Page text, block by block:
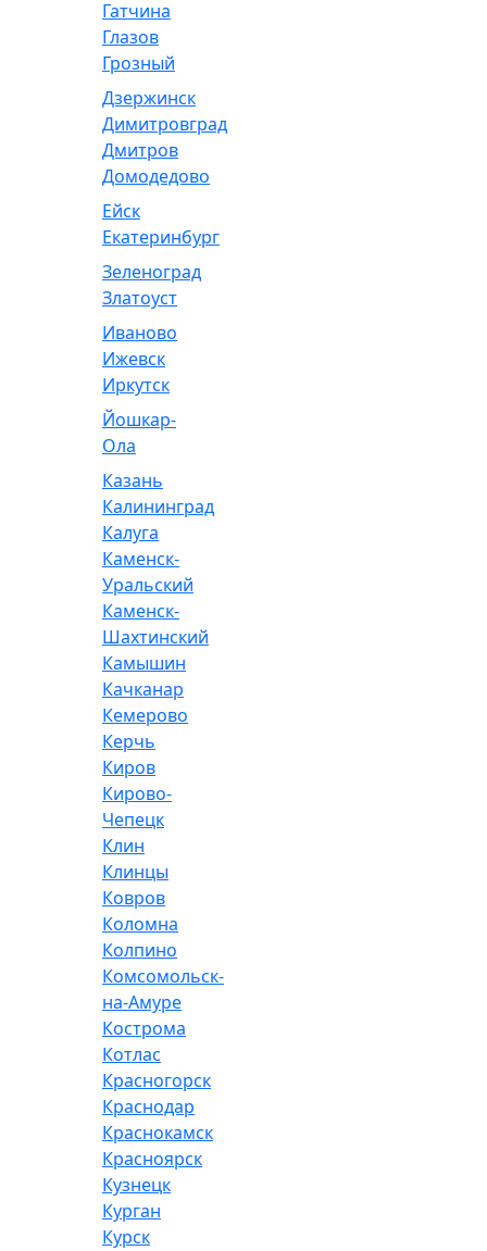
Гатчина
Глазов
Грозный
Дзержинск
Димитровград
Дмитров
Домодедово
Ейск
Екатеринбург
Зеленоград
Златоуст
Иваново
Ижевск
Иркутск
Йошкар-
Ола
Казань
Калининград
Калуга
Каменск-
Уральский
Каменск-
Шахтинский
Камышин
Качканар
Кемерово
Керчь
Киров
Кирово-
Чепецк
Клин
Клинцы
Ковров
Коломна
Колпино
Комсомольск-
на-Амуре
Кострома
Котлас
Красногорск
Краснодар
Краснокамск
Красноярск
Кузнецк
Курган
Курск